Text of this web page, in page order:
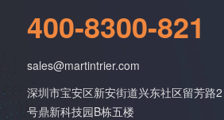
400-8300-821
sales@martintrier.com
深圳市宝安区新安街道兴东社区留芳路2
号鼎新科技园B栋五楼